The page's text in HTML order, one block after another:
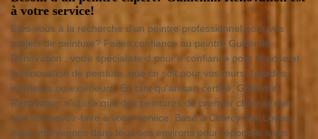
à votre service!
Etes-vous à la recherche d'un peintre professionnel pour vos
projets de peinture? Faites confiance au peintre Guillemin
Rénovation , votre spécialiste d pour e confiance pour la pose et
la rénovation de peinture, que ce soit pour vos murs, façades,
intérieurs ou extérieurs. En tant qu'artisan certifié, Guillemin
Rénovation n'utilise que des peintures de premier choix et met
tout son savoir-faire à votre service. Basé à Courcy Aux Loges,
nous intervenons dans tous ses environs pour répondre à vos